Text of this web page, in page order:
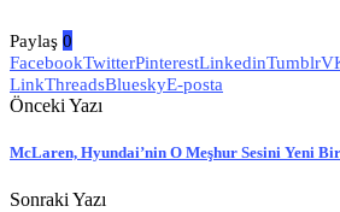
Paylaş 0
FacebookTwitterPinterestLinkedinTumblr
LinkThreadsBlueskyE-posta
Önceki Yazı
McLaren, Hyundai’nin O Meşhur Sesini Yeni
Sonraki Yazı